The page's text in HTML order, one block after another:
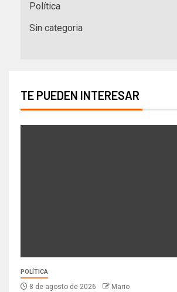
Política
Sin categoria
TE PUEDEN INTERESAR
POLÍTICA
8 de agosto de 2026 Mario